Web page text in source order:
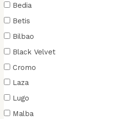
Bedia
Betis
Bilbao
Black Velvet
Cromo
Laza
Lugo
Malba